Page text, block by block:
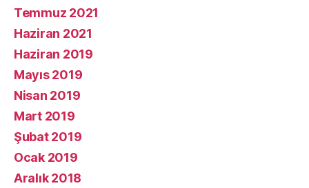
Temmuz 2021
Haziran 2021
Haziran 2019
Mayıs 2019
Nisan 2019
Mart 2019
Şubat 2019
Ocak 2019
Aralık 2018